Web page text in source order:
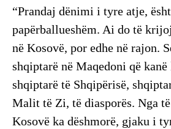
“Prandaj dënimi i tyre atje,
papërballueshëm. Ai do të
në Kosovë, por edhe në rajon.
shqiptarë në Maqedoni që
shqiptarë të Shqipërisë,
Malit të Zi, të diasporës. Nga
Kosovë ka dëshmorë, gjaku i